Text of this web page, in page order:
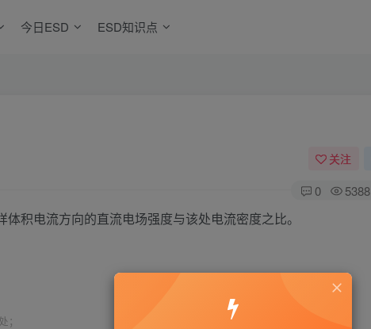
今日ESD ESD知识点
关注
0 5388
体积电流方向的直流电场强度与该处电流密度之比。